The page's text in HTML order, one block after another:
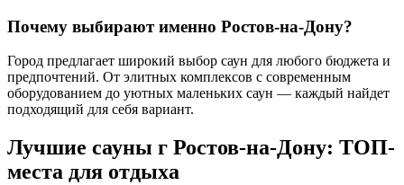
Почему выбирают именно Ростов-на-Дону?
Город предлагает широкий выбор саун для любого бюджета и
предпочтений. От элитных комплексов с современным
оборудованием до уютных маленьких саун — каждый найдет
подходящий для себя вариант.
Лучшие сауны г Ростов-на-Дону: ТОП-
места для отдыха